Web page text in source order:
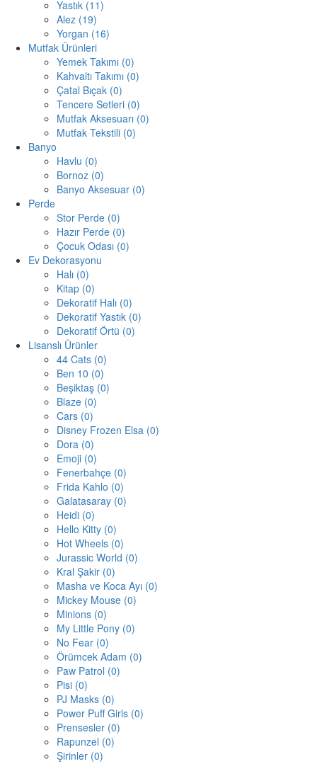
Yastık (11)
Alez (19)
Yorgan (16)
Mutfak Ürünleri
Yemek Takımı (0)
Kahvaltı Takımı (0)
Çatal Bıçak (0)
Tencere Setleri (0)
Mutfak Aksesuarı (0)
Mutfak Tekstili (0)
Banyo
Havlu (0)
Bornoz (0)
Banyo Aksesuar (0)
Perde
Stor Perde (0)
Hazır Perde (0)
Çocuk Odası (0)
Ev Dekorasyonu
Halı (0)
Kitap (0)
Dekoratif Halı (0)
Dekoratif Yastık (0)
Dekoratif Örtü (0)
Lisanslı Ürünler
44 Cats (0)
Ben 10 (0)
Beşiktaş (0)
Blaze (0)
Cars (0)
Disney Frozen Elsa (0)
Dora (0)
Emoji (0)
Fenerbahçe (0)
Frida Kahlo (0)
Galatasaray (0)
Heidi (0)
Hello Kitty (0)
Hot Wheels (0)
Jurassic World (0)
Kral Şakir (0)
Masha ve Koca Ayı (0)
Mickey Mouse (0)
Minions (0)
My Little Pony (0)
No Fear (0)
Örümcek Adam (0)
Paw Patrol (0)
Pisi (0)
PJ Masks (0)
Power Puff Girls (0)
Prensesler (0)
Rapunzel (0)
Şirinler (0)